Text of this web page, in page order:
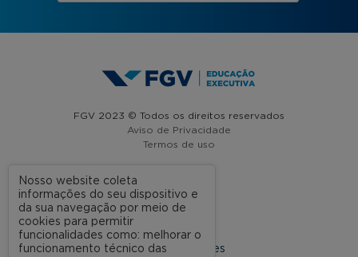
FGV 2023 © Todos os direitos reservados
Aviso de Privacidade
Termos de uso
A FGV
Nossas Unidades
Nosso website coleta
informações do seu dispositivo e
da sua navegação por meio de
cookies para permitir
funcionalidades como: melhorar o
funcionamento técnico das